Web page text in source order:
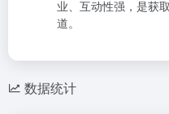
业、互动性强，是获
道。
数据统计